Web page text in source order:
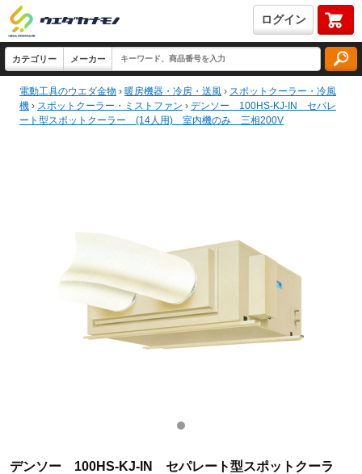
ログイン
電動工具のウエダ金物 › 暖房機器・冷房・送風 › スポットクーラー・冷風
機 › スポットクーラー・ミストファン › デンソー 100HS-KJ-IN セパレ
ート型スポットクーラー (14人用) 室内機のみ 三相200V
デンソー 100HS-KJ-IN セパレート型スポットクーラ